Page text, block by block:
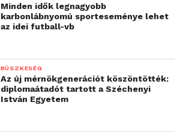
Minden idők legnagyobb
karbonlábnyomú sporteseménye lehet
az idei futball-vb
BÜSZKESÉG
Az új mérnökgenerációt köszöntötték:
diplomaátadót tartott a Széchenyi
István Egyetem